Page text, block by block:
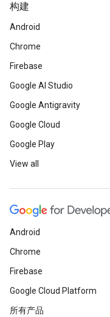
构建
Android
Chrome
Firebase
Google AI Studio
Google Antigravity
Google Cloud
Google Play
View all
Android
Chrome
Firebase
Google Cloud Platform
所有产品